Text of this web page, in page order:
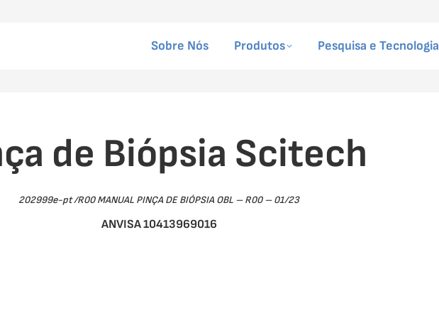
Sobre Nós Produtos Pesquisa e Tecnologia
de Biópsia Scitech
202999e-pt /R00 MANUAL PINÇA DE BIÓPSIA OBL – R00 – 01/23
ANVISA 10413969016